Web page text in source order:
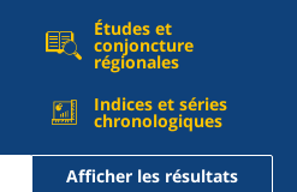
Études et
conjoncture
régionales
Indices et séries
chronologiques
Afficher les résultats